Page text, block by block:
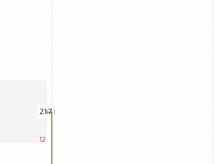
21:7 |
12